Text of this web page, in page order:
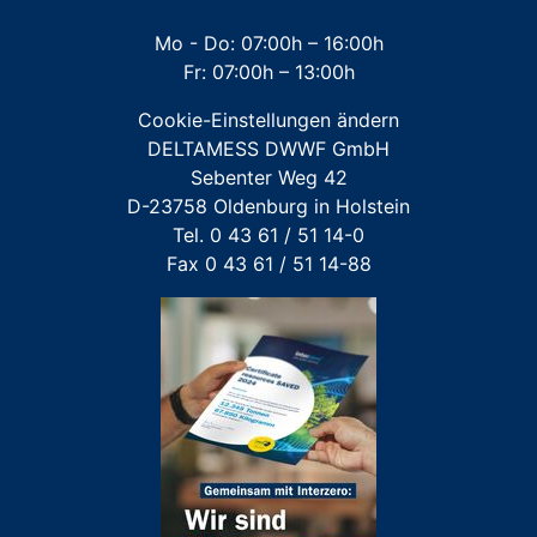
Großwasserzähler
Für FREMDFABRIKATE: Wasserzähler für Austausch-
und Erstinstallation
Mo - Do: 07:00h – 16:00h
Fr: 07:00h – 13:00h
Cookie-Einstellungen ändern
DELTAMESS DWWF GmbH
Sebenter Weg 42
D-23758 Oldenburg in Holstein
Tel. 0 43 61 / 51 14-0
Fax 0 43 61 / 51 14-88